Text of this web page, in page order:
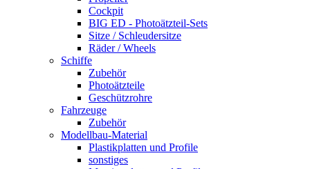
Cockpit
BIG ED - Photoätzteil-Sets
Sitze / Schleudersitze
Räder / Wheels
Schiffe
Zubehör
Photoätzteile
Geschützrohre
Fahrzeuge
Zubehör
Modellbau-Material
Plastikplatten und Profile
sonstiges